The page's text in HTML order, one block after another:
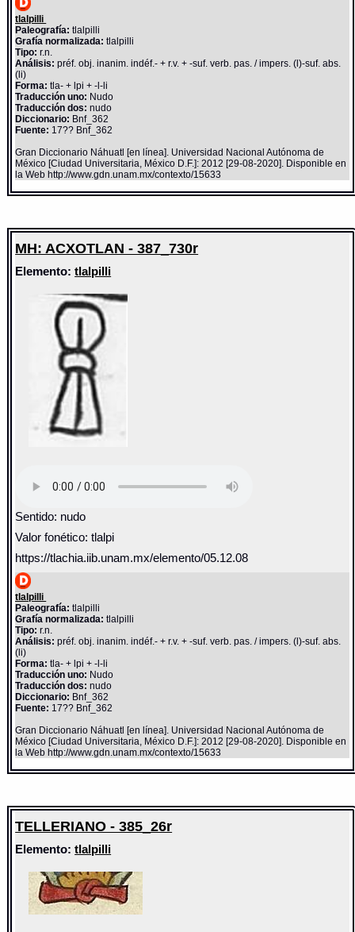
tlalpilli
Paleografía: tlalpilli
Grafía normalizada: tlalpilli
Tipo: r.n.
Análisis: préf. obj. inanim. indéf.- + r.v. + -suf. verb. pas. / impers. (l)-suf. abs.
(li)
Forma: tla- + lpi + -l-li
Traducción uno: Nudo
Traducción dos: nudo
Diccionario: Bnf_362
Fuente: 17?? Bnf_362
Gran Diccionario Náhuatl [en línea]. Universidad Nacional Autónoma de
México [Ciudad Universitaria, México D.F.]: 2012 [29-08-2020]. Disponible en
la Web http://www.gdn.unam.mx/contexto/15633
MH: ACXOTLAN - 387_730r
Elemento:tlalpilli
Sentido: nudo
Valor fonético: tlalpi
https://tlachia.iib.unam.mx/elemento/05.12.08
tlalpilli
Paleografía: tlalpilli
Grafía normalizada: tlalpilli
Tipo: r.n.
Análisis: préf. obj. inanim. indéf.- + r.v. + -suf. verb. pas. / impers. (l)-suf. abs.
(li)
Forma: tla- + lpi + -l-li
Traducción uno: Nudo
Traducción dos: nudo
Diccionario: Bnf_362
Fuente: 17?? Bnf_362
Gran Diccionario Náhuatl [en línea]. Universidad Nacional Autónoma de
México [Ciudad Universitaria, México D.F.]: 2012 [29-08-2020]. Disponible en
la Web http://www.gdn.unam.mx/contexto/15633
TELLERIANO - 385_26r
Elemento:tlalpilli